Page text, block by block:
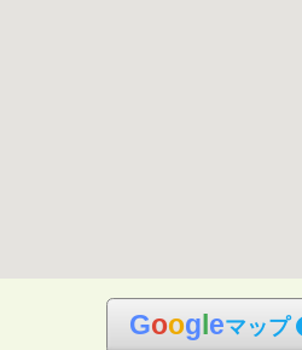
Goog eマップ